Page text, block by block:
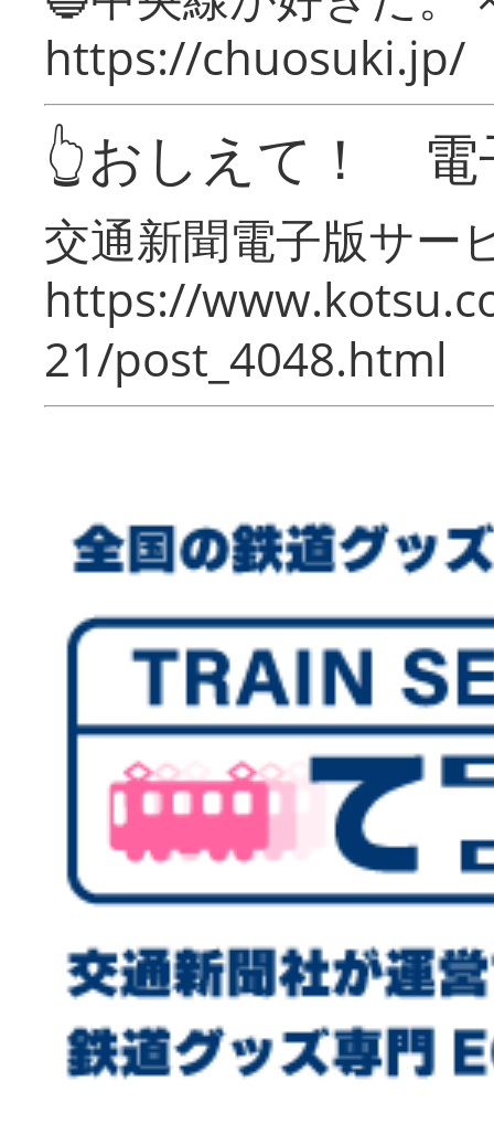
https://chuosuki.jp/
👆おしえて！ 電
交通新聞電子版サー
https://
21/post_4048.html